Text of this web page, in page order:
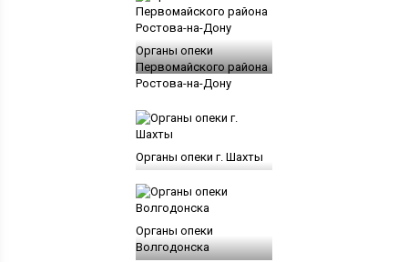
Органы опеки
Первомайского района
Ростова-на-Дону
Органы опеки г. Шахты
Органы опеки
Волгодонска